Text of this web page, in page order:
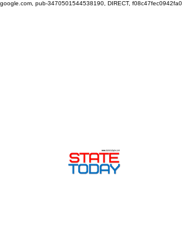
google.com, pub-3470501544538190, DIRECT, f08c47fec0942fa0